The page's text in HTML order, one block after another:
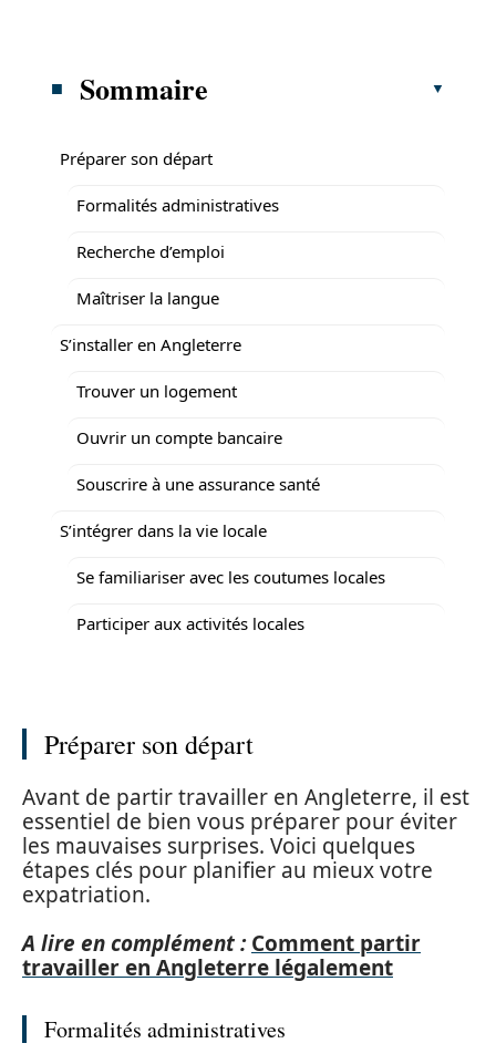
Sommaire
Préparer son départ
Formalités administratives
Recherche d’emploi
Maîtriser la langue
S’installer en Angleterre
Trouver un logement
Ouvrir un compte bancaire
Souscrire à une assurance santé
S’intégrer dans la vie locale
Se familiariser avec les coutumes locales
Participer aux activités locales
Préparer son départ
Avant de partir travailler en Angleterre, il est
essentiel de bien vous préparer pour éviter
les mauvaises surprises. Voici quelques
étapes clés pour planifier au mieux votre
expatriation.
A lire en complément : Comment partir
travailler en Angleterre légalement
Formalités administratives